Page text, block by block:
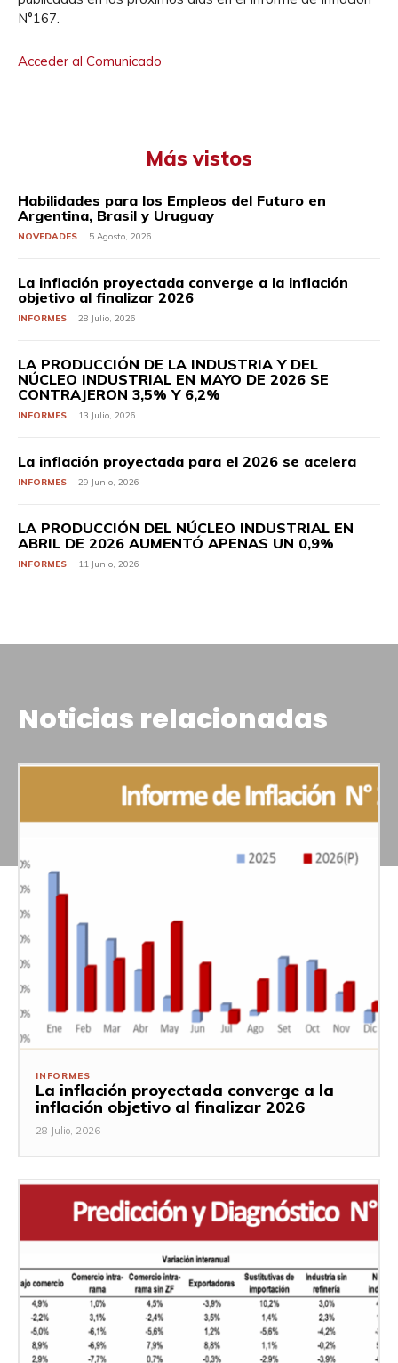
N°167.
Acceder al Comunicado
Más vistos
Habilidades para los Empleos del Futuro en
Argentina, Brasil y Uruguay
NOVEDADES 5 Agosto, 2026
La inflación proyectada converge a la inflación
objetivo al finalizar 2026
INFORMES 28 Julio, 2026
LA PRODUCCIÓN DE LA INDUSTRIA Y DEL
NÚCLEO INDUSTRIAL EN MAYO DE 2026 SE
CONTRAJERON 3,5% Y 6,2%
INFORMES 13 Julio, 2026
La inflación proyectada para el 2026 se acelera
INFORMES 29 Junio, 2026
LA PRODUCCIÓN DEL NÚCLEO INDUSTRIAL EN
ABRIL DE 2026 AUMENTÓ APENAS UN 0,9%
INFORMES 11 Junio, 2026
Noticias relacionadas
INFORMES
La inflación proyectada converge a la
inflación objetivo al finalizar 2026
28 Julio, 2026